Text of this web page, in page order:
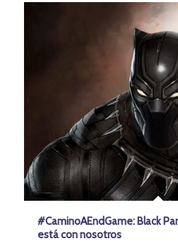
#CaminoAEndGame: Black
está con nosotros